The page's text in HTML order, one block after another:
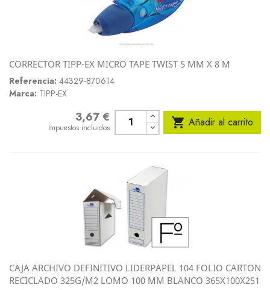
CORRECTOR TIPP-EX MICRO TAPE TWIST 5 MM X 8 M
Referencia: 44329-870614
Marca: TIPP-EX
3,67 €
Impuestos incluidos  Añadir al carrito
CAJA ARCHIVO DEFINITIVO LIDERPAPEL 104 FOLIO CARTON
RECICLADO 325G/M2 LOMO 100 MM BLANCO 365X100X251